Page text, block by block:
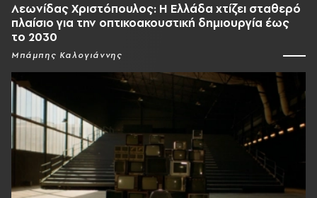
Λεωνίδας Χριστόπουλος: Η Ελλάδα χτίζει σταθερό
πλαίσιο για την οπτικοακουστική δημιουργία έως
το 2030
Μπάμπης Καλογιάννης